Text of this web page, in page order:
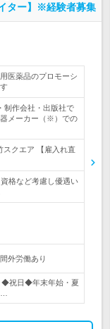
ター】※経験者募集
医薬品のプロモーシ
制作会社・出版社で
メーカー（※）での
スクエア 【雇入れ直
格など考慮し優遇い
外労働あり
◆祝日◆年末年始・夏